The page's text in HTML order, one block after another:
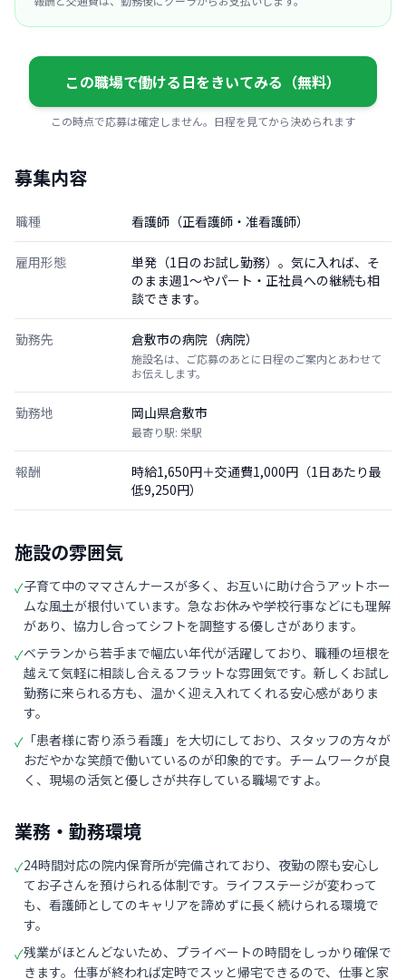
この職場で働ける日をきいてみる（無料）
この時点で応募は確定しません。日程を見てから決められます
募集内容
職種 看護師（正看護師・准看護師）
雇用形態
単発（1日のお試し勤務）。気に入れば、そ
のまま週1〜やパート・正社員への継続も相
談できます。
勤務先 倉敷市の病院（病院）
施設名は、ご応募のあとに日程のご案内とあわせて
お伝えします。
勤務地 岡山県倉敷市
最寄り駅: 栄駅
報酬
時給1,650円＋交通費1,000円（1日あたり最
低9,250円）
施設の雰囲気
✓子育て中のママさんナースが多く、お互いに助け合うアットホー
ムな風土が根付いています。急なお休みや学校行事などにも理解
があり、協力し合ってシフトを調整する優しさがあります。
✓ベテランから若手まで幅広い年代が活躍しており、職種の垣根を
越えて気軽に相談し合えるフラットな雰囲気です。新しくお試し
勤務に来られる方も、温かく迎え入れてくれる安心感がありま
す。
✓ 「患者様に寄り添う看護」を大切にしており、スタッフの方々が
おだやかな笑顔で働いているのが印象的です。チームワークが良
く、現場の活気と優しさが共存している職場ですよ。
業務・勤務環境
✓24時間対応の院内保育所が完備されており、夜勤の際も安心し
てお子さんを預けられる体制です。ライフステージが変わって
も、看護師としてのキャリアを諦めずに長く続けられる環境で
す。
✓残業がほとんどないため、プライベートの時間をしっかり確保で
きます。仕事が終われば定時でスッと帰宅できるので、仕事と家